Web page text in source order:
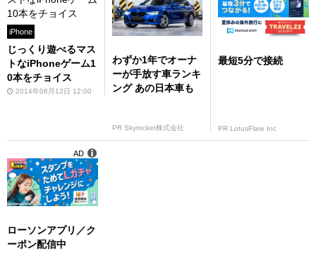
iPhone
じっくり遊べるマス
トなiPhoneゲーム1
0本をチョイス
2014年06月12日 12:00
わずか1年でオーナ
ーが手放す車ランキ
ング あの日本車も
PR Skyrocket株式会社
最短5分で接続
PR LotusFlare Inc
ローソンアプリ／ク
ーポン配信中
AD